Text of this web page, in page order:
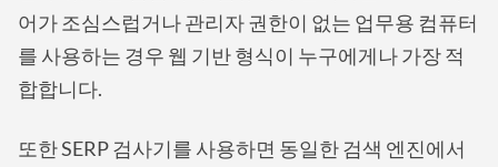
어가 조심스럽거나 관리자 권한이 없는 업무용 컴퓨터
를 사용하는 경우 웹 기반 형식이 누구에게나 가장 적
합합니다.
또한 SERP 검사기를 사용하면 동일한 검색 엔진에서